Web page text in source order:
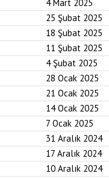
4 Mart 2025
25 Şubat 2025
18 Şubat 2025
11 Şubat 2025
4 Şubat 2025
28 Ocak 2025
21 Ocak 2025
14 Ocak 2025
7 Ocak 2025
31 Aralık 2024
17 Aralık 2024
10 Aralık 2024